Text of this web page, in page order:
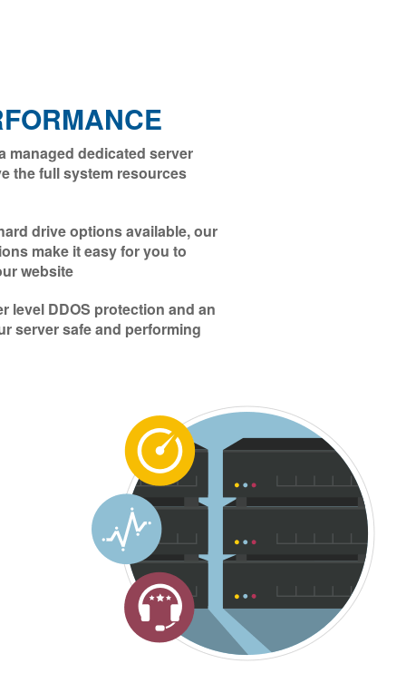
managed dedicated server
the full system resources
drive options available, our
make it easy for you to
website
level DDOS protection and an
server safe and performing